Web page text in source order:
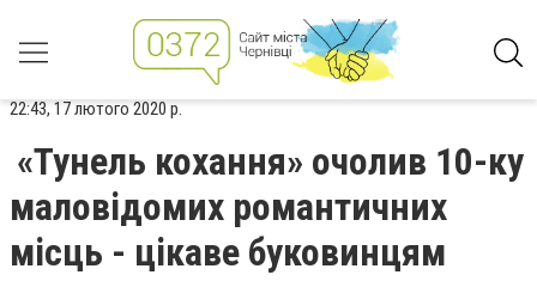
22:43, 17 лютого 2020 р.
«Тунель кохання» очолив 10-ку
маловідомих романтичних
місць - цікаве буковинцям